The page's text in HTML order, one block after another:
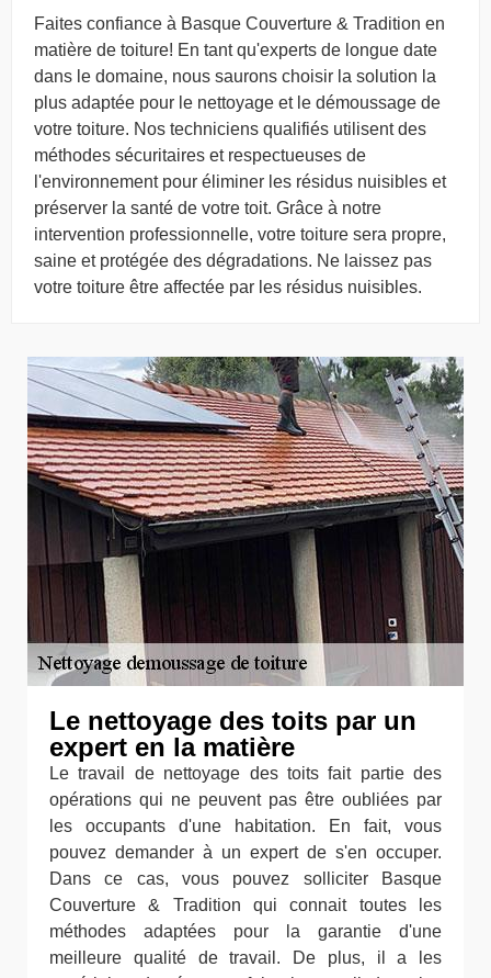
Faites confiance à Basque Couverture & Tradition en
matière de toiture! En tant qu'experts de longue date
dans le domaine, nous saurons choisir la solution la
plus adaptée pour le nettoyage et le démoussage de
votre toiture. Nos techniciens qualifiés utilisent des
méthodes sécuritaires et respectueuses de
l'environnement pour éliminer les résidus nuisibles et
préserver la santé de votre toit. Grâce à notre
intervention professionnelle, votre toiture sera propre,
saine et protégée des dégradations. Ne laissez pas
votre toiture être affectée par les résidus nuisibles.
Le nettoyage des toits par un
expert en la matière
Le travail de nettoyage des toits fait partie des
opérations qui ne peuvent pas être oubliées par
les occupants d'une habitation. En fait, vous
pouvez demander à un expert de s'en occuper.
Dans ce cas, vous pouvez solliciter Basque
Couverture & Tradition qui connait toutes les
méthodes adaptées pour la garantie d'une
meilleure qualité de travail. De plus, il a les